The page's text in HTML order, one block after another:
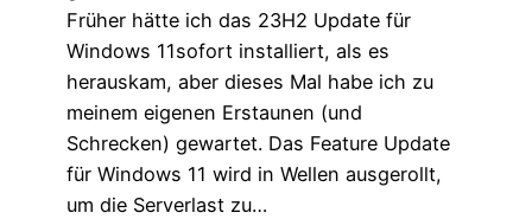
Früher hätte ich das 23H2 Update für
Windows 11sofort installiert, als es
herauskam, aber dieses Mal habe ich zu
meinem eigenen Erstaunen (und
Schrecken) gewartet. Das Feature Update
für Windows 11 wird in Wellen ausgerollt,
um die Serverlast zu…